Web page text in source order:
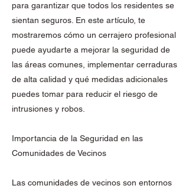
para garantizar que todos los residentes se
sientan seguros. En este artículo, te
mostraremos cómo un cerrajero profesional
puede ayudarte a mejorar la seguridad de
las áreas comunes, implementar cerraduras
de alta calidad y qué medidas adicionales
puedes tomar para reducir el riesgo de
intrusiones y robos.
Importancia de la Seguridad en las
Comunidades de Vecinos
Las comunidades de vecinos son entornos